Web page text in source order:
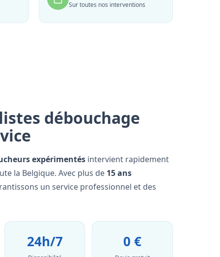
Sur toutes nos interventions
débouchage
expérimentés intervient rapidement
la Belgique. Avec plus de 15 ans
un service professionnel et des
24h/7 0 €